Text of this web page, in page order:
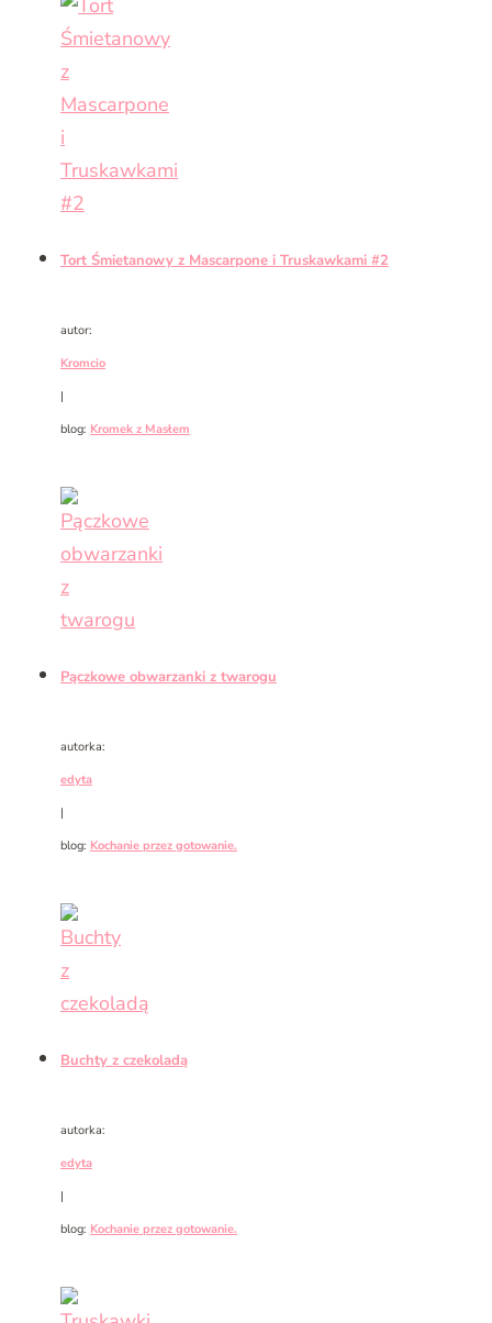
Tort Śmietanowy z Mascarpone i Truskawkami #2
autor:
Kromcio
|
blog: Kromek z Masłem
Pączkowe obwarzanki z twarogu
autorka:
edyta
|
blog: Kochanie przez gotowanie.
Buchty z czekoladą
autorka:
edyta
|
blog: Kochanie przez gotowanie.